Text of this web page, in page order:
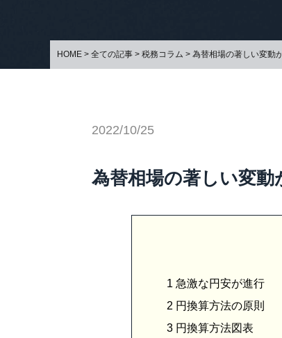
HOME > 全ての記事 > 税務コラム > 為替相場の著しい変動
2022/10/25
為替相場の著しい変
1 急激な円安が進行
2 円換算方法の原則
3 円換算方法図表